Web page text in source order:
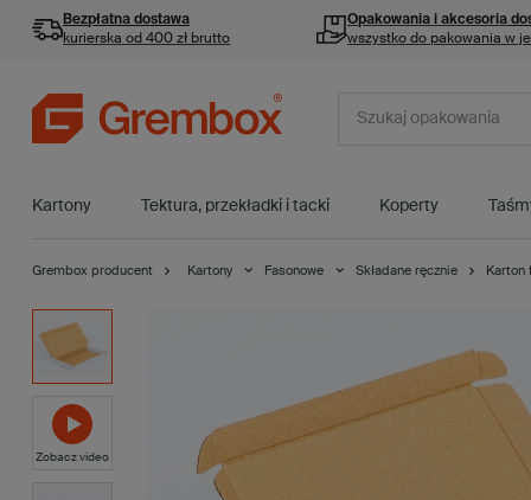
Bezpłatna dostawa
kurierska od 400 zł brutto
Opakowania i akcesoria
wszystko do pakowania w
Kartony Tektura, przekładki i tacki Koperty
Grembox producent Kartony Fasonowe Składane ręcznie Karton
Zobacz video